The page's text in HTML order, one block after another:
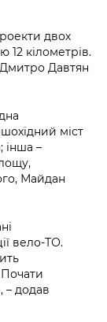
двох
кілометрів.
Давтян
міст
інша –
Майдан
вело-ТО.
Почати
– додав